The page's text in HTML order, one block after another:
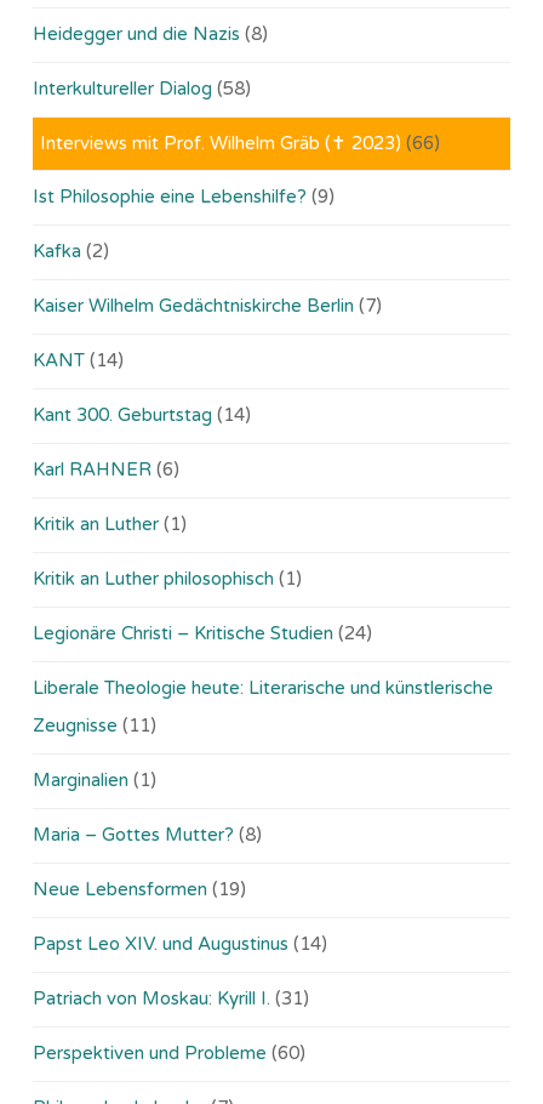
Heidegger und die Nazis (8)
Interkultureller Dialog (58)
Interviews mit Prof. Wilhelm Gräb (✝ 2023) (66)
Ist Philosophie eine Lebenshilfe? (9)
Kafka (2)
Kaiser Wilhelm Gedächtniskirche Berlin (7)
KANT (14)
Kant 300. Geburtstag (14)
Karl RAHNER (6)
Kritik an Luther (1)
Kritik an Luther philosophisch (1)
Legionäre Christi – Kritische Studien (24)
Liberale Theologie heute: Literarische und künstlerische
Zeugnisse (11)
Marginalien (1)
Maria – Gottes Mutter? (8)
Neue Lebensformen (19)
Papst Leo XIV. und Augustinus (14)
Patriach von Moskau: Kyrill I. (31)
Perspektiven und Probleme (60)